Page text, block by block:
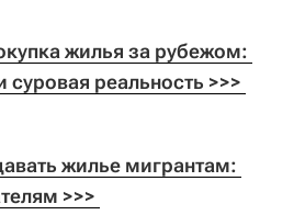
жилья за рубежом:
суровая реальность >>>
жилье мигрантам:
>>>